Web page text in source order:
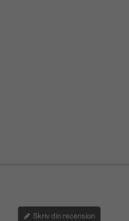
Skriv din recension